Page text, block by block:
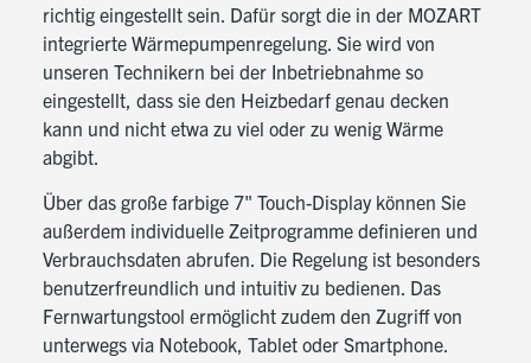
richtig eingestellt sein. Dafür sorgt die in der MOZART
integrierte Wärmepumpenregelung. Sie wird von
unseren Technikern bei der Inbetriebnahme so
eingestellt, dass sie den Heizbedarf genau decken
kann und nicht etwa zu viel oder zu wenig Wärme
abgibt.
Über das große farbige 7" Touch-Display können Sie
außerdem individuelle Zeitprogramme definieren und
Verbrauchsdaten abrufen. Die Regelung ist besonders
benutzerfreundlich und intuitiv zu bedienen. Das
Fernwartungstool ermöglicht zudem den Zugriff von
unterwegs via Notebook, Tablet oder Smartphone.